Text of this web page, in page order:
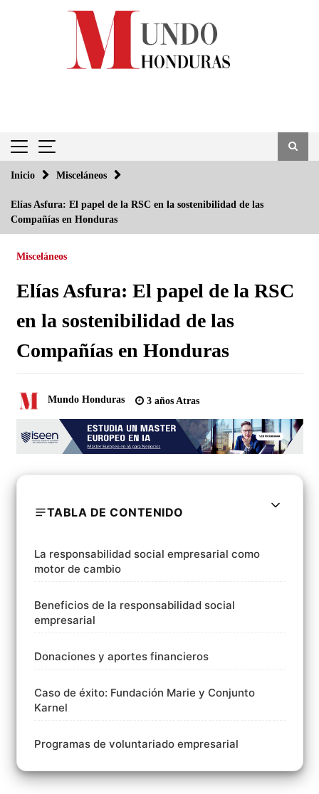
Inicio Misceláneos
Elías Asfura: El papel de la RSC en la sostenibilidad de las
Compañías en Honduras
Misceláneos
Elías Asfura: El papel de la RSC
en la sostenibilidad de las
Compañías en Honduras
Mundo Honduras 3 años Atras
TABLA DE CONTENIDO
La responsabilidad social empresarial como
motor de cambio
Beneficios de la responsabilidad social
empresarial
Donaciones y aportes financieros
Caso de éxito: Fundación Marie y Conjunto
Karnel
Programas de voluntariado empresarial